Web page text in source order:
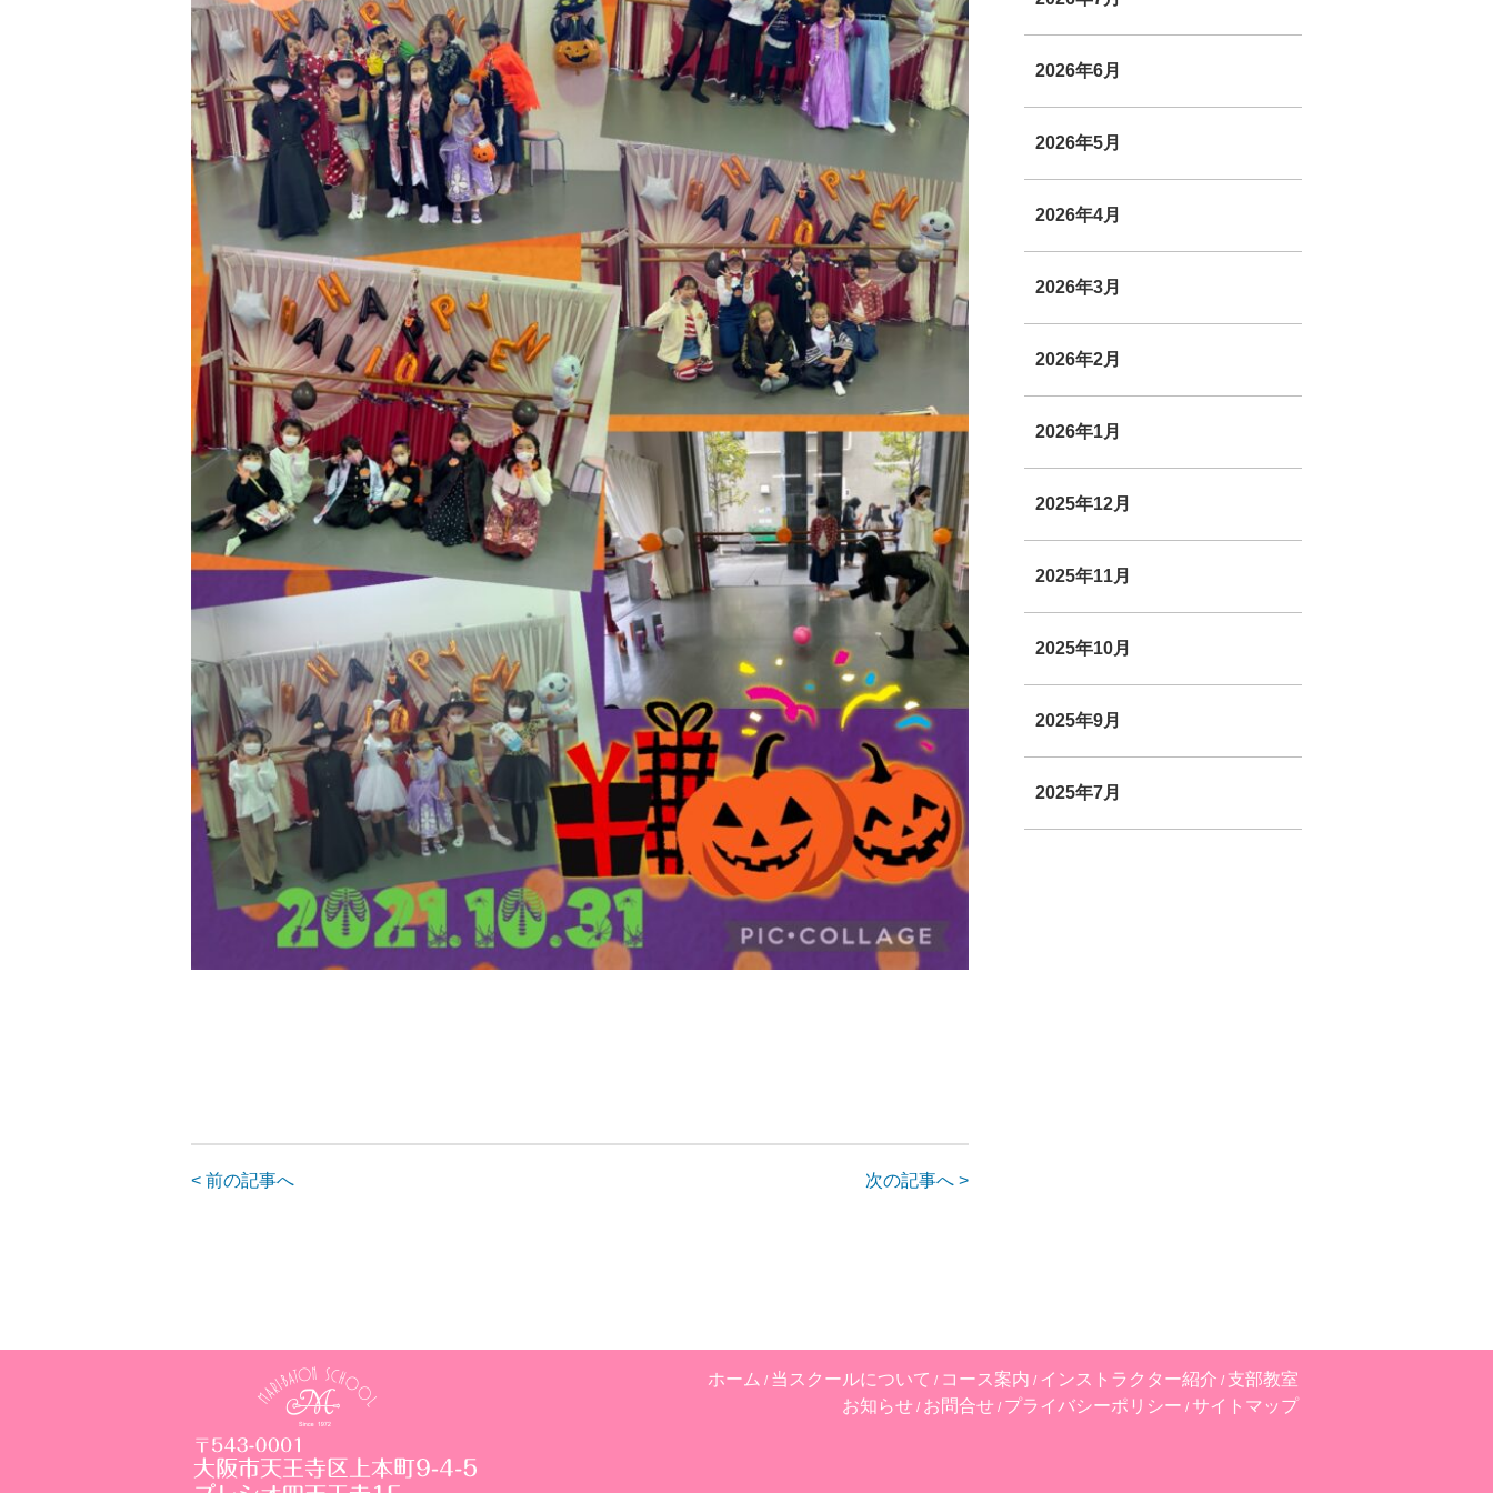
< 前の記事へ 次の記事へ >
2026年6月
2026年5月
2026年4月
2026年3月
2026年2月
2026年1月
2025年12月
2025年11月
2025年10月
2025年9月
2025年7月
ホーム 当スクールについて コース案内 インストラクター紹介 支部教室
お知らせ お問合せ プライバシーポリシー サイトマップ